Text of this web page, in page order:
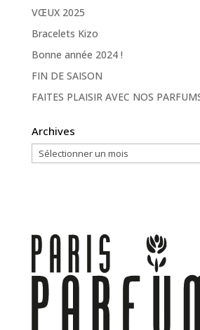
VŒUX 2025
Bracelets Kizo
Bonne année 2024 !
FIN DE SAISON
FAITES PLAISIR AVEC NOS
Archives
Archives